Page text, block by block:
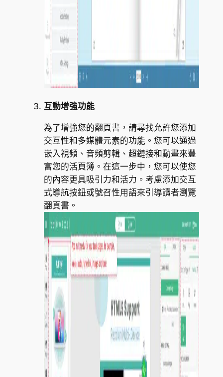
互動增強功能
為了增強您的翻頁書，請尋找允許您添加
交互性和多媒體元素的功能。您可以通過
嵌入視頻、音頻剪輯、超鏈接和動畫來豐
富您的活頁簿。在這一步中，您可以使您
的內容更具吸引力和活力。考慮添加交互
式導航按鈕或號召性用語來引導讀者瀏覽
翻頁書。